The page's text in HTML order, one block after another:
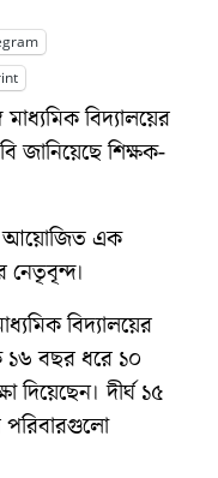
বিদ্যালয়ের
জানিয়েছে শিক্ষক-
আয়োজিত এক
নেতৃবৃন্দ।
বিদ্যালয়ের
১৬ বছর ধরে ১০
দিয়েছেন। দীর্ঘ ১৫
পরিবারগুলো